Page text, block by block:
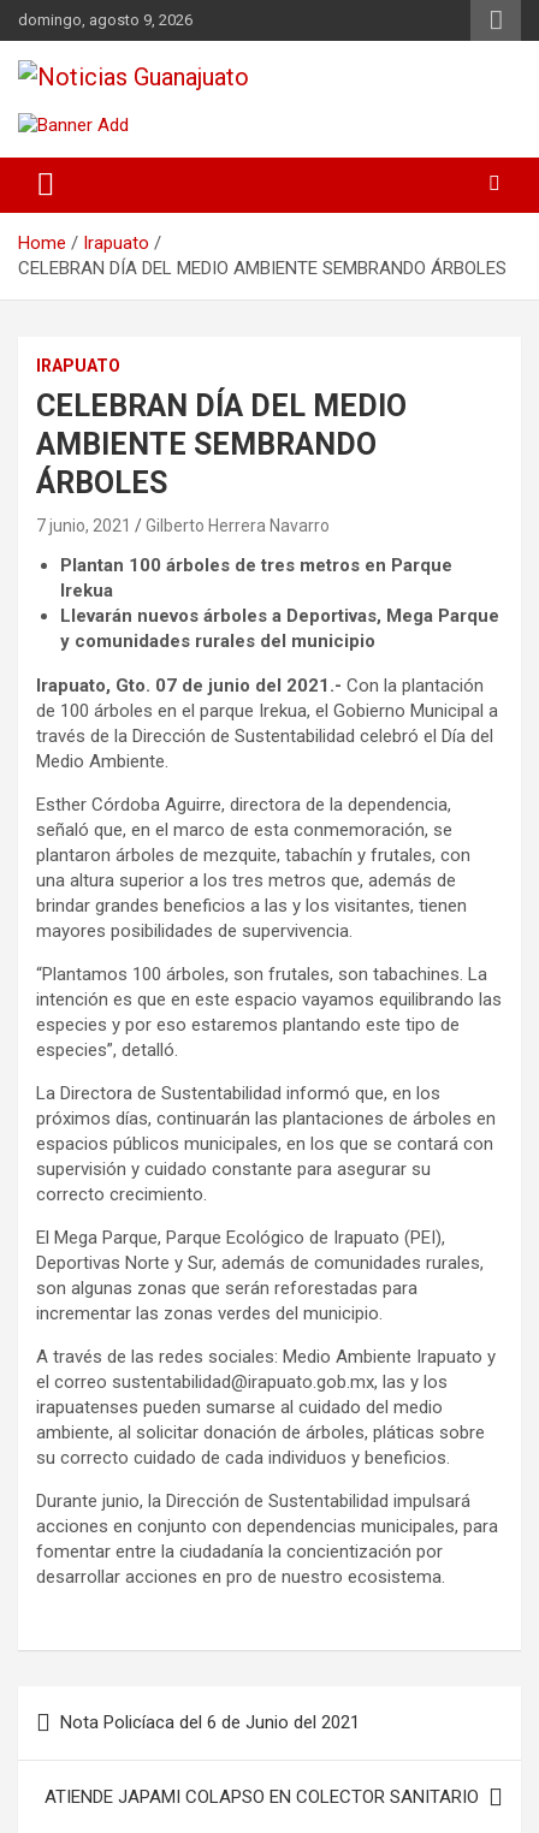
Skip
to
content
domingo, agosto 9, 2026
Noticias Guanajuato
Home
Irapuato
CELEBRAN DÍA DEL MEDIO AMBIENTE SEMBRANDO ÁRBOLES
IRAPUATO
CELEBRAN DÍA DEL MEDIO
AMBIENTE SEMBRANDO
ÁRBOLES
7 junio, 2021 Gilberto Herrera Navarro
Plantan 100 árboles de tres metros en Parque
Irekua
Llevarán nuevos árboles a Deportivas, Mega Parque
y comunidades rurales del municipio
Irapuato, Gto. 07 de junio del 2021.- Con la plantación
de 100 árboles en el parque Irekua, el Gobierno Municipal a
través de la Dirección de Sustentabilidad celebró el Día del
Medio Ambiente.
Esther Córdoba Aguirre, directora de la dependencia,
señaló que, en el marco de esta conmemoración, se
plantaron árboles de mezquite, tabachín y frutales, con
una altura superior a los tres metros que, además de
brindar grandes beneficios a las y los visitantes, tienen
mayores posibilidades de supervivencia.
“Plantamos 100 árboles, son frutales, son tabachines. La
intención es que en este espacio vayamos equilibrando las
especies y por eso estaremos plantando este tipo de
especies”, detalló.
La Directora de Sustentabilidad informó que, en los
próximos días, continuarán las plantaciones de árboles en
espacios públicos municipales, en los que se contará con
supervisión y cuidado constante para asegurar su
correcto crecimiento.
El Mega Parque, Parque Ecológico de Irapuato (PEI),
Deportivas Norte y Sur, además de comunidades rurales,
son algunas zonas que serán reforestadas para
incrementar las zonas verdes del municipio.
A través de las redes sociales: Medio Ambiente Irapuato y
el correo sustentabilidad@irapuato.gob.mx, las y los
irapuatenses pueden sumarse al cuidado del medio
ambiente, al solicitar donación de árboles, pláticas sobre
su correcto cuidado de cada individuos y beneficios.
Durante junio, la Dirección de Sustentabilidad impulsará
acciones en conjunto con dependencias municipales, para
fomentar entre la ciudadanía la concientización por
desarrollar acciones en pro de nuestro ecosistema.
de
entradas
Nota Policíaca del 6 de Junio del 2021
ATIENDE JAPAMI COLAPSO EN COLECTOR SANITARIO